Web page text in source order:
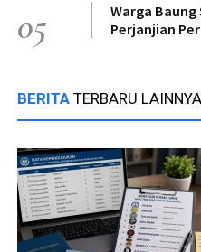
05
Warga
Perjanjian
BERITA TERBARU LAINNYA